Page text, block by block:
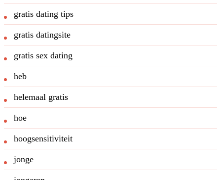
gratis dating tips
gratis datingsite
gratis sex dating
heb
helemaal gratis
hoe
hoogsensitiviteit
jonge